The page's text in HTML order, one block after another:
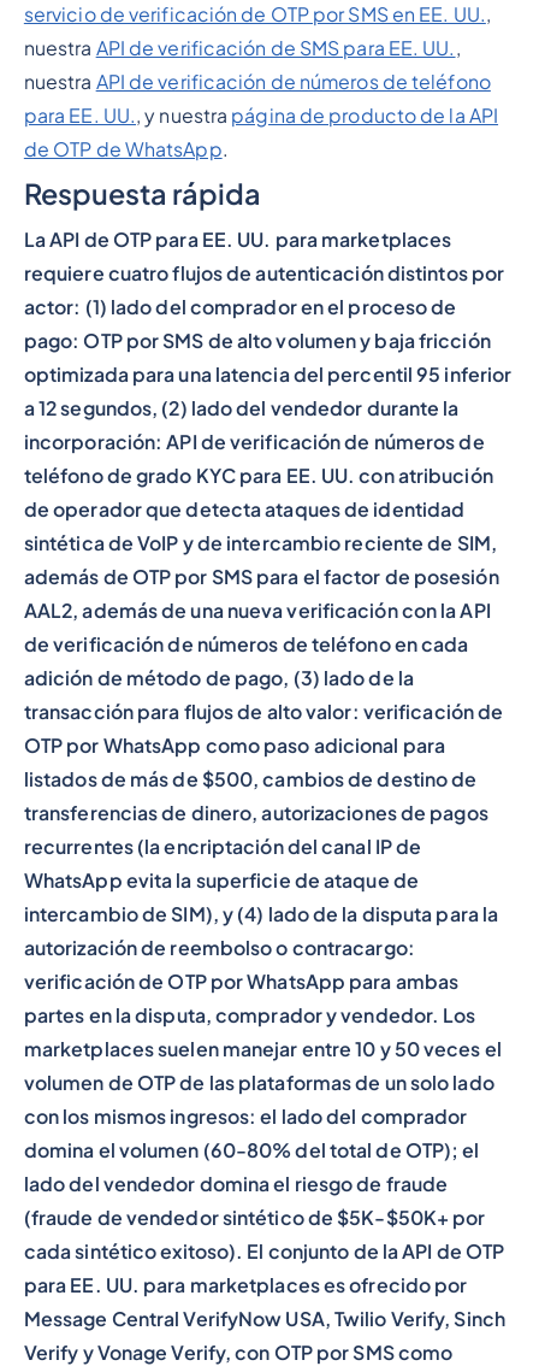
servicio de verificación de OTP por SMS en EE. UU.,
nuestra API de verificación de SMS para EE. UU. ,
nuestra API de verificación de números de teléfono
para EE. UU., y nuestra página de producto de la API
de OTP de WhatsApp.
Respuesta rápida
La API de OTP para EE. UU. para marketplaces
requiere cuatro flujos de autenticación distintos por
actor: (1) lado del comprador en el proceso de
pago: OTP por SMS de alto volumen y baja fricción
optimizada para una latencia del percentil 95 inferior
a 12 segundos, (2) lado del vendedor durante la
incorporación: API de verificación de números de
teléfono de grado KYC para EE. UU. con atribución
de operador que detecta ataques de identidad
sintética de VoIP y de intercambio reciente de SIM,
además de OTP por SMS para el factor de posesión
AAL2, además de una nueva verificación con la API
de verificación de números de teléfono en cada
adición de método de pago, (3) lado de la
transacción para flujos de alto valor: verificación de
OTP por WhatsApp como paso adicional para
listados de más de $500, cambios de destino de
transferencias de dinero, autorizaciones de pagos
recurrentes (la encriptación del canal IP de
WhatsApp evita la superficie de ataque de
intercambio de SIM), y (4) lado de la disputa para la
autorización de reembolso o contracargo:
verificación de OTP por WhatsApp para ambas
partes en la disputa, comprador y vendedor. Los
marketplaces suelen manejar entre 10 y 50 veces el
volumen de OTP de las plataformas de un solo lado
con los mismos ingresos: el lado del comprador
domina el volumen (60-80% del total de OTP); el
lado del vendedor domina el riesgo de fraude
(fraude de vendedor sintético de $5K-$50K+ por
cada sintético exitoso). El conjunto de la API de OTP
para EE. UU. para marketplaces es ofrecido por
Message Central VerifyNow USA, Twilio Verify, Sinch
Verify y Vonage Verify, con OTP por SMS como